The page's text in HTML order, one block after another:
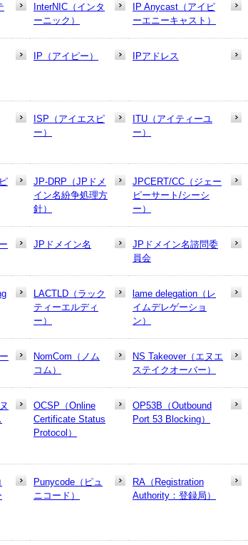
InterNIC（インタ
ーニック）
IP Anycast（アイピ
ーエニーキャスト）
IP（アイピー） IPアドレス
ISP（アイエスピ
ー）
ITU（アイティーユ
ー）
JP-DRP（JPドメ
イン名紛争処理方
針）
JPCERT/CC（ジェー
ピーサート/シーシ
ー）
JPドメイン名
JPドメイン名諮問委
員会
LACTLD（ラック
ティーエルディ
ー）
lame delegation（レ
イムデレゲーショ
ン）
NomCom（ノム
コム）
NS Takeover（エヌエ
ステイクオーバー）
OCSP（Online
Certificate Status
Protocol）
OP53B（Outbound
Port 53 Blocking）
Punycode（ピュ
ニコード）
RA（Registration
Authority：登録局）